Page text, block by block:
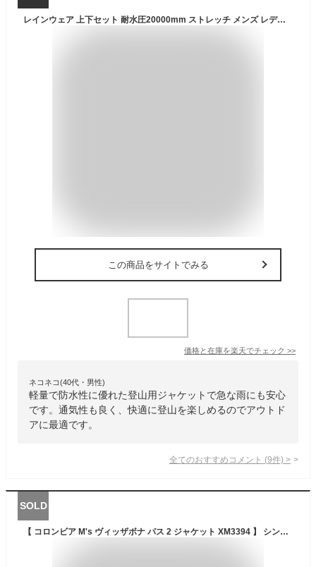
レインウェア 上下セット 耐水圧20000mm ストレッチ メンズ レディース レインコート レインスーツ マウンテンジャケット カッパ 雨合羽 雨具 通勤 通学 自転車 ゴルフ ランニング 大きいサイズ 快適 おしゃれ NASR-310 NASR-315
この商品をサイトでみる
価格と在庫を楽天でチェック >>
ネコネコ(40代・男性)
軽量で防水性に優れた登山用ジャケットで急な雨にも安心
です。通気性も良く、快適に登山を楽しめるのでアウトド
アに最適です。
全てのおすすめコメント (9件) >
SOLD
【 コロンビア M's ヴィッザボナ パス 2 ジャケット XM3394 】 シンプルなデザイン 汎用性 撥水 オムニシールド オムニシェイド 低山ハイキング トレッキング レギュラーフィット クライミングギア クライミング用品 登山 登山用品 送料無料